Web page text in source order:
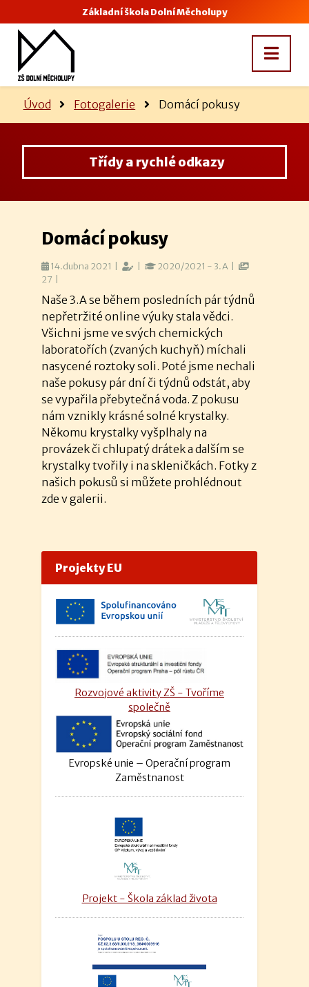
Základní škola Dolní Měcholupy
Úvod Fotogalerie Domácí pokusy
Třídy a rychlé odkazy
Domácí pokusy
14.dubna 2021 | |
2020/2021 - 3.A |
27 |
Naše 3.A se během posledních pár týdnů
nepřetržité online výuky stala vědci.
Všichni jsme ve svých chemických
laboratořích (zvaných kuchyň) míchali
nasycené roztoky soli. Poté jsme nechali
naše pokusy pár dní či týdnů odstát, aby
se vypařila přebytečná voda. Z pokusu
nám vznikly krásné solné krystalky.
Někomu krystalky vyšplhaly na
provázek či chlupatý drátek a dalším se
krystalky tvořily i na skleničkách. Fotky z
našich pokusů si můžete prohlédnout
zde v galerii.
Projekty EU
Rozvojové aktivity ZŠ - Tvoříme
společně
Evropské unie – Operační program
Zaměstnanost
Projekt - Škola základ života